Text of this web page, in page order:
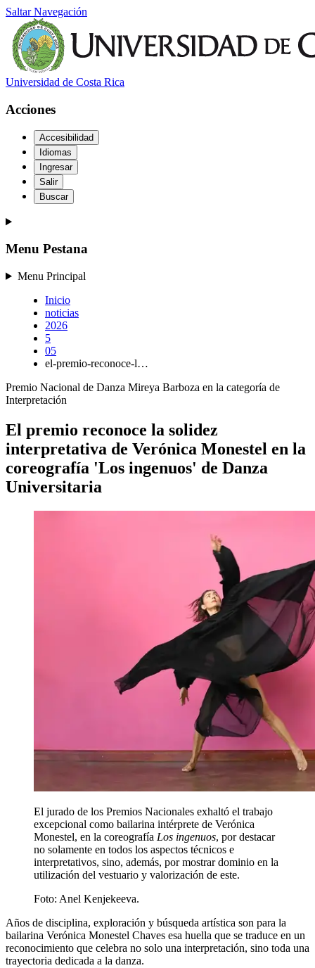
Saltar Navegación
Universidad de Costa Rica
Acciones
Accesibilidad
Idiomas
Ingresar
Salir
Buscar
Menu Pestana
Menu Principal
Inicio
noticias
2026
5
05
el-premio-reconoce-l…
Premio Nacional de Danza Mireya Barboza en la categoría de
Interpretación
El premio reconoce la solidez
interpretativa de Verónica Monestel en la
coreografía 'Los ingenuos' de Danza
Universitaria
El jurado de los Premios Nacionales exhaltó el trabajo
excepcional como bailarina intérprete de Verónica
Monestel, en la coreografía Los ingenuos, por destacar
no solamente en todos los aspectos técnicos e
interpretativos, sino, además, por mostrar dominio en la
utilización del vestuario y valorización de este.
Foto: Anel Kenjekeeva.
Años de disciplina, exploración y búsqueda artística son para la
bailarina Verónica Monestel Chaves esa huella que se traduce en un
reconocimiento que celebra no solo una interpretación, sino toda una
trayectoria dedicada a la danza.